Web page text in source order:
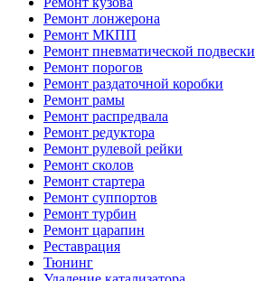
Ремонт лонжерона
Ремонт МКПП
Ремонт пневматической подвески
Ремонт порогов
Ремонт раздаточной коробки
Ремонт рамы
Ремонт распредвала
Ремонт редуктора
Ремонт рулевой рейки
Ремонт сколов
Ремонт стартера
Ремонт суппортов
Ремонт турбин
Ремонт царапин
Реставрация
Тюнинг